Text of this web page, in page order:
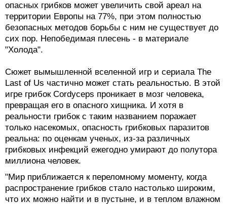
опасных грибков может увеличить свой ареал на
территории Европы на 77%, при этом полностью
безопасных методов борьбы с ним не существует до
сих пор. Непобедимая плесень - в материале
"Холода".
Сюжет вымышленной вселенной игр и сериала The
Last of Us частично может стать реальностью. В этой
игре грибок Cordyceps проникает в мозг человека,
превращая его в опасного хищника. И хотя в
реальности грибок с таким названием поражает
только насекомых, опасность грибковых паразитов
реальна: по оценкам ученых, из-за различных
грибковых инфекций ежегодно умирают до полутора
миллиона человек.
"Мир приближается к переломному моменту, когда
распространение грибков стало настолько широким,
что их можно найти и в пустыне, и в теплом влажном